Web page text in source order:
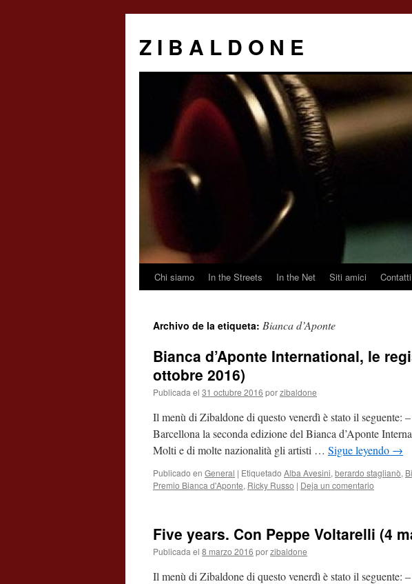
Z I B A L D O N E
Saltar
contenido
Chi siamo In the Streets In the Net Siti amici Contatti
Archivo de la etiqueta: Bianca d’Aponte
Bianca d’Aponte International, le
ottobre 2016)
Publicada el 31 octubre 2016 porzibaldone
Il menù di Zibaldone di questo venerdì è stato il seguente:
Barcellona la seconda edizione del Bianca d’Aponte
Molti e di molte nazionalità gli artisti … Sigue leyendo →
Publicado en General | Etiquetado Alba Avesini, berardo staglianò,
Premio Bianca d'Aponte, Ricky Russo | Deja un comentario
Five years. Con Peppe Voltarelli (4
Publicada el 8 marzo 2016 porzibaldone
Il menù di Zibaldone di questo venerdì è stato il seguente: